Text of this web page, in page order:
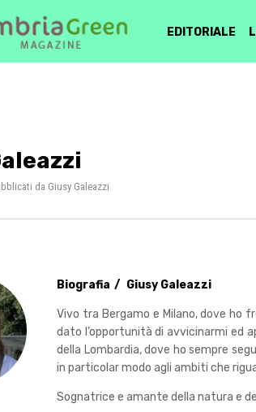
EDITORIALE
da Giusy Galeazzi
Biografia Giusy Galeazzi
Vivo tra Bergamo e Milano, dove ho
dato l’opportunità di avvicinarmi ed
della Lombardia, dove ho sempre
in particolar modo agli ambiti che
Sognatrice e amante della natura e